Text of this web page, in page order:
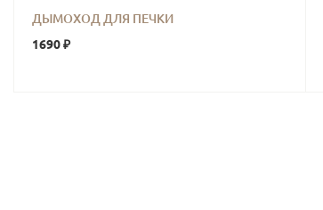
ДЫМОХОД ДЛЯ ПЕЧКИ
1690 ₽